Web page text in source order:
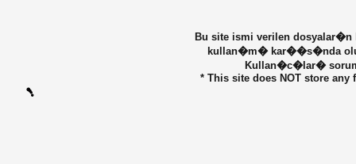
Bu site ismi verilen
kullan�m� kar��s�nda
Kullan�c�lar�
* This site does NOT store